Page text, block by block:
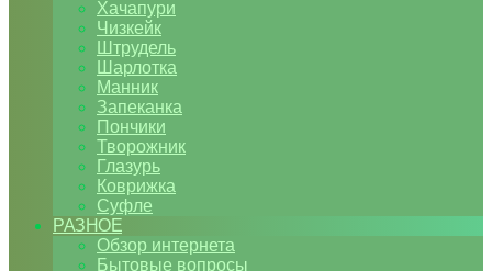
Хачапури
Чизкейк
Штрудель
Шарлотка
Манник
Запеканка
Пончики
Творожник
Глазурь
Коврижка
Суфле
РАЗНОЕ
Обзор интернета
Бытовые вопросы